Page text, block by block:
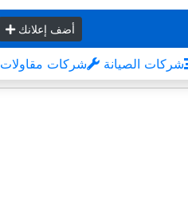
أضف إعلانك
شركات مقاولات شركات الصيانة